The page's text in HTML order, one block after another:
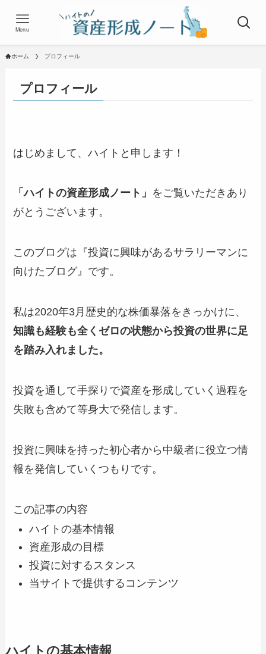
Menu
ホーム プロフィール
プロフィール
はじめまして、ハイトと申します！
「ハイトの資産形成ノート」 をご覧いただきあり
がとうございます。
このブログは『投資に興味があるサラリーマンに
向けたブログ』です。
私は2020年3月歴史的な株価暴落をきっかけに、
知識も経験も全くゼロの状態から投資の世界に足
を踏み入れました。
投資を通して手探りで資産を形成していく過程を
失敗も含めて等身大で発信 します。
投資に興味を持った初心者から中級者に役立つ情
報を発信していくつもりです。
この記事の内容
ハイトの基本情報
資産形成の目標
投資に対するスタンス
当サイトで提供するコンテンツ